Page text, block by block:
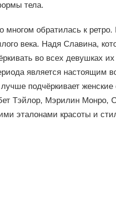
тела.
обратилась к ретро.
века. Надя Славина,
во всех девушках
является настоящим
лучше подчёркивает
Тэйлор, Мэрилин Монро,
эталонами красоты и